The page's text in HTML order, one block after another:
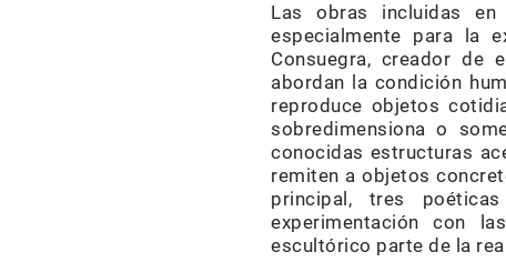
Las obras incluidas
especialmente para la
Consuegra, creador de
abordan la condición
reproduce objetos
sobredimensiona o
conocidas estructuras
remiten a objetos
principal, tres
experimentación con
escultórico parte de la